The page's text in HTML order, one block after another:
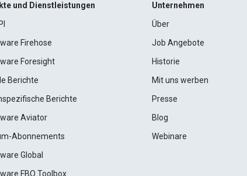
und Dienstleistungen
Firehose
Foresight
Berichte
Berichte
Aviator
Abonnements
Global
FBO Toolbox
Unternehmen
Über
Job Angebote
Historie
Mit uns werben
Presse
Blog
Webinare